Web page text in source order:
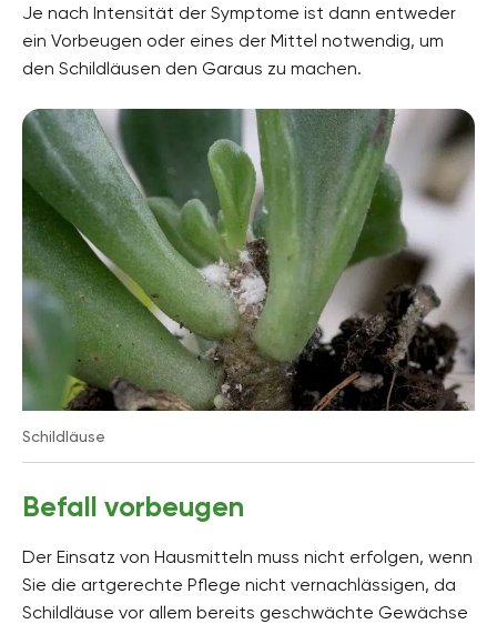
Je nach Intensität der Symptome ist dann entweder
ein Vorbeugen oder eines der Mittel notwendig, um
den Schildläusen den Garaus zu machen.
Schildläuse
Befall vorbeugen
Der Einsatz von Hausmitteln muss nicht erfolgen, wenn
Sie die artgerechte Pflege nicht vernachlässigen, da
Schildläuse vor allem bereits geschwächte Gewächse